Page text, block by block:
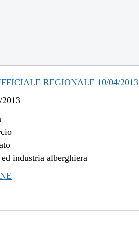
REGIONALE 10/04/
2013
industria alberghiera